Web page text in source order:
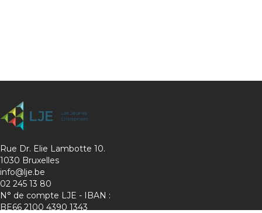
Rue Dr. Elie Lambotte 10.
1030 Bruxelles
info@lje.be
02 245 13 80
N° de compte LJE - IBAN :
BE66 2100 4390 1343